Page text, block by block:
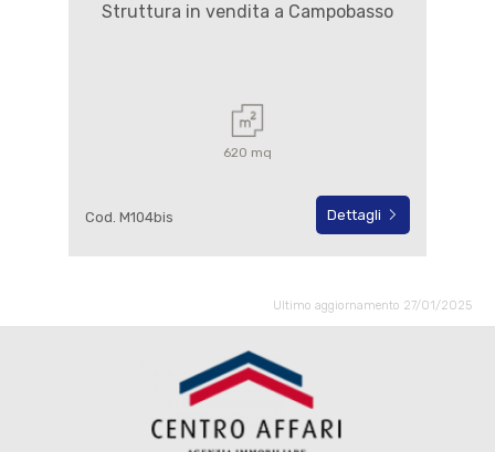
Struttura in vendita a Campobasso
620 mq
Cod. M104bis Dettagli
Ultimo aggiornamento 27/01/2025